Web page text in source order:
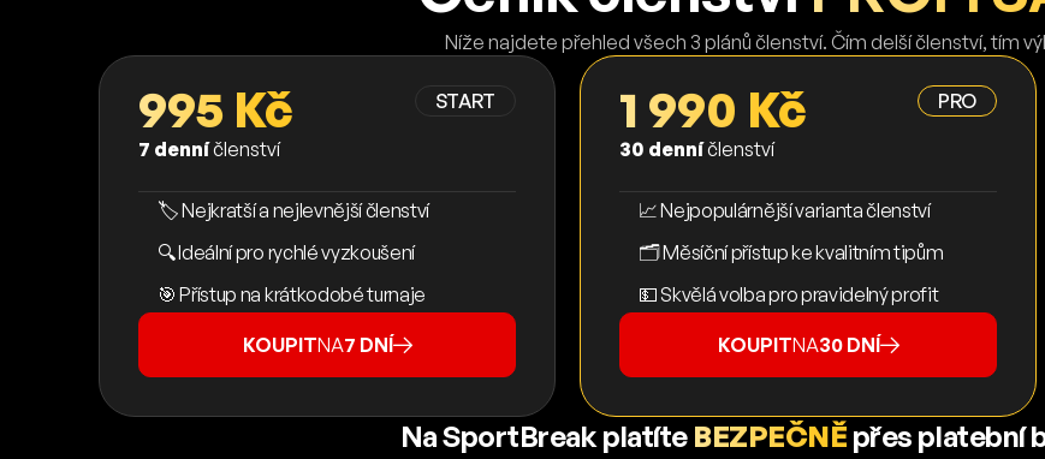
Níže najdete přehled všech 3 plánů členství. Čím delší členství, tím
START
995 Kč
7 denníčlenství
🏷️ Nejkratší a nejlevnější členství
🔍 Ideální pro rychlé vyzkoušení
🎯 Přístup na krátkodobé turnaje
KOUPITNA7 DNÍ
PRO
1 990 Kč
30 denníčlenství
📈 Nejpopulárnější varianta členství
🗂️ Měsíční přístup ke kvalitním tipům
💵 Skvělá volba pro pravidelný profit
KOUPITNA30 DNÍ
Na SportBreak platíte BEZPEČNĚ přes platební